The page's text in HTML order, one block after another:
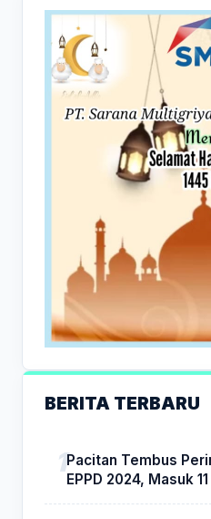
BERITA TERBARU
Pacitan Tembus
EPPD 2024, Masuk